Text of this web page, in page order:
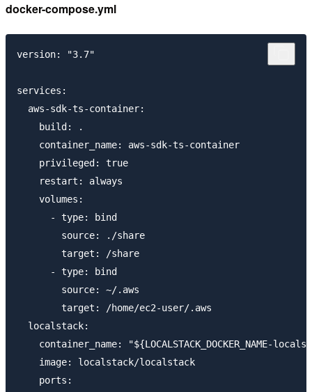
docker-compose.yml
version: "3.7"
services:
  aws-sdk-ts-container:
    build: .
    container_name: aws-sdk-ts-container
    privileged: true
    restart: always
    volumes:
      - type: bind
        source: ./share
        target: /share
      - type: bind
        source: ~/.aws
        target: /home/ec2-user/.aws
  localstack:
container_name: "${LOCALSTACK_DOCKER_NAME-
    image: localstack/localstack
    ports: